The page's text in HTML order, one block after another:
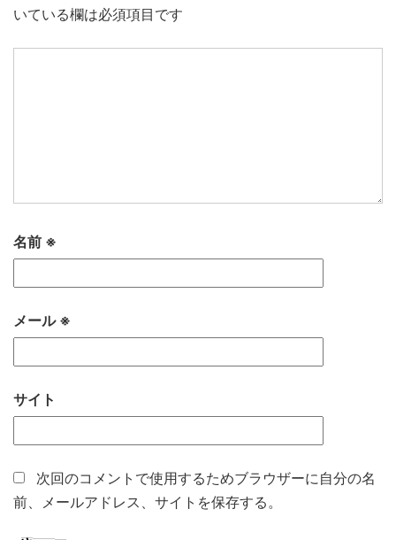
いている欄は必須項目です
名前 ※
メール ※
サイト
次回のコメントで使用するためブラウザーに自分の名
前、メールアドレス、サイトを保存する。